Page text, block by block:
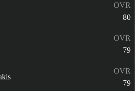
OVR
80
OVR
79
OVR
79